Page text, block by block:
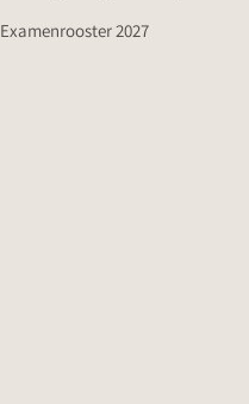
Examenrooster 2027